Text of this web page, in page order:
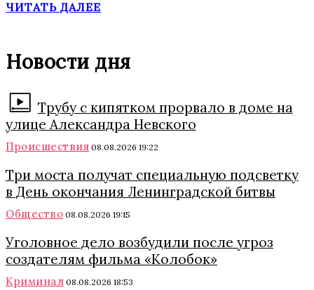
ЧИТАТЬ ДАЛЕЕ
Новости дня
Трубу с кипятком прорвало в доме на
улице Александра Невского
Происшествия 08.08.2026 19:22
Три моста получат специальную подсветку
в День окончания Ленинградской битвы
Общество 08.08.2026 19:15
Уголовное дело возбудили после угроз
создателям фильма «Колобок»
Криминал 08.08.2026 18:53